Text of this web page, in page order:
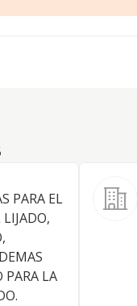
PARA EL
PARA LA